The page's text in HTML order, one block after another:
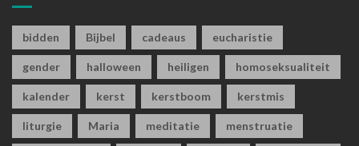
bidden Bijbel cadeaus eucharistie
gender halloween heiligen homoseksualiteit
kalender kerst kerstboom kerstmis
liturgie Maria meditatie menstruatie